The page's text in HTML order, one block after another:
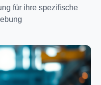
für ihre spezifische